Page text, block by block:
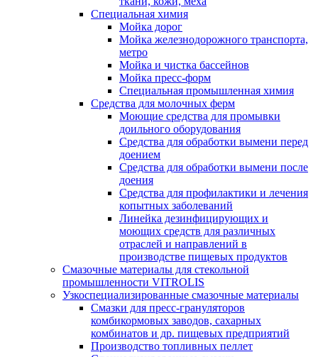
Специальная химия
Мойка дорог
Мойка железнодорожного транспорта,
метро
Мойка и чистка бассейнов
Мойка пресс-форм
Специальная промышленная химия
Средства для молочных ферм
Моющие средства для промывки
доильного оборудования
Средства для обработки вымени перед
доением
Средства для обработки вымени после
доения
Средства для профилактики и лечения
копытных заболеваний
Линейка дезинфицирующих и
моющих средств для различных
отраслей и направлений в
производстве пищевых продуктов
Смазочные материалы для стекольной
промышленности VITROLIS
Узкоспециализированные смазочные материалы
Смазки для пресс-грануляторов
комбикормовых заводов, сахарных
комбинатов и др. пищевых предприятий
Производство топливных пеллет